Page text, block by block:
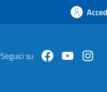
Seguici su FacebookYoutube